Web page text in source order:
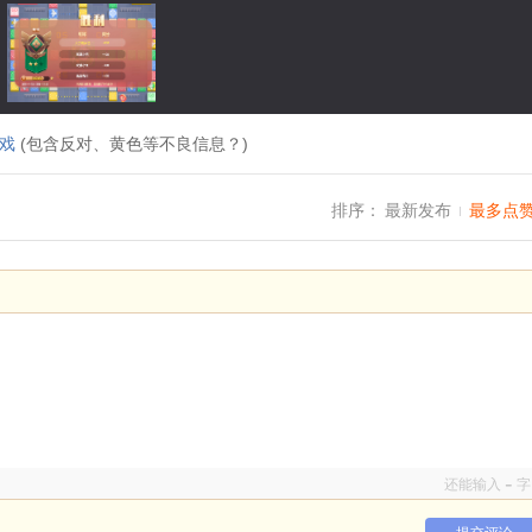
(包含反对、黄色等不良信息？)
排序： 最新发布 最多点
还能输入 - 字